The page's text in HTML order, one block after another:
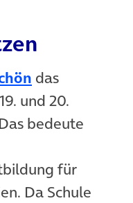
(öffnet in
das
und 20.
bedeute
für
Da Schule